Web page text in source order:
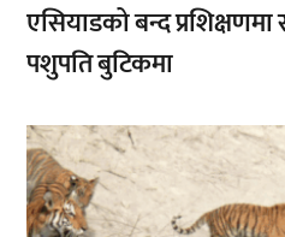
एसियाडको बन्द
पशुपति बुटिकमा